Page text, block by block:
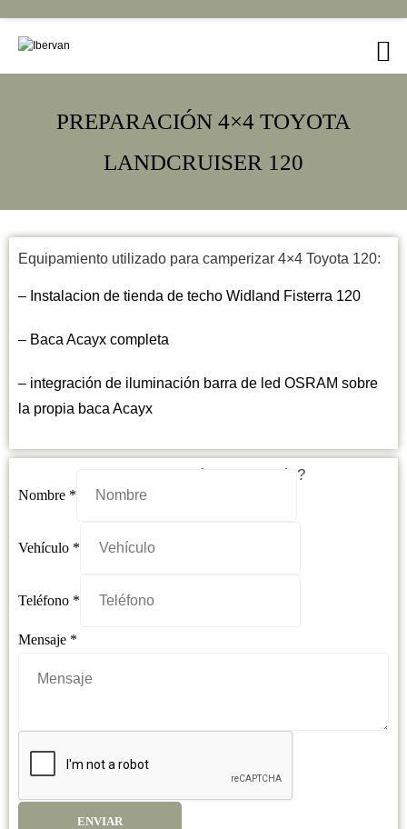
PREPARACIÓN 4×4 TOYOTA
LANDCRUISER 120
Equipamiento utilizado para camperizar 4×4 Toyota 120:
– Instalacion de tienda de techo Widland Fisterra 120
– ⁠Baca Acayx completa
– ⁠integración de iluminación barra de led OSRAM sobre
la propia baca Acayx
¿Necesitas más información?
Nombre *
Vehículo *
Teléfono *
Mensaje *
ENVIAR